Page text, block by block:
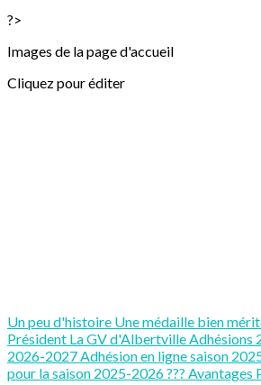
?>
Images de la page d'accueil
Cliquez pour éditer
Un peu d'histoire Une médaille bien
Président La GV d'AlbertvilleAdhésions
2026-2027Adhésion en ligne saison
pour la saison 2025-2026 ??? Avantages